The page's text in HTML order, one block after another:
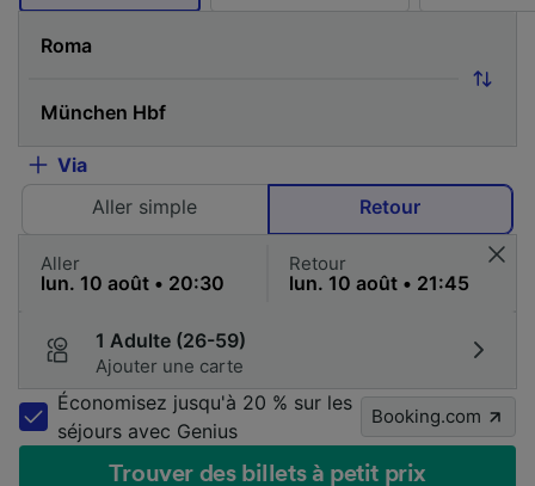
Via
Aller simple
Retour
Aller Retour
1 Adulte (26-59)
Ajouter une carte
Économisez jusqu'à 20 % sur les
séjours avec Genius
Booking.com
Trouver des billets à petit prix